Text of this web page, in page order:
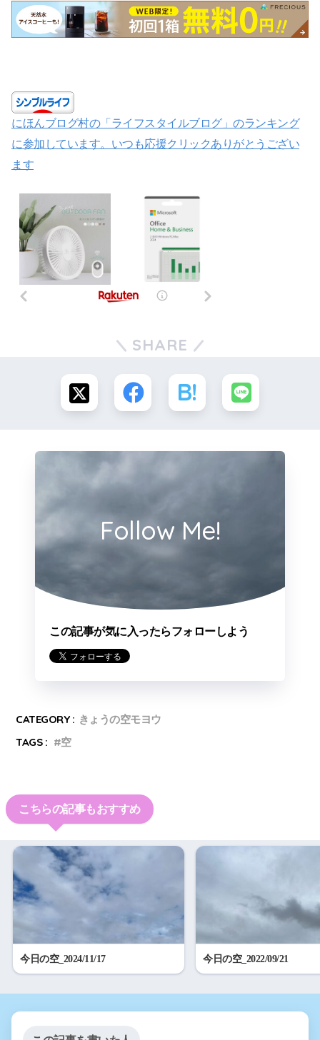
にほんブログ村の「ライフスタイルブログ」のランキング
に参加しています。いつも応援クリックありがとうござい
ます
SHARE
Follow Me!
この記事が気に入ったらフォローしよう
CATEGORY : きょうの空モヨウ
TAGS :
空
こちらの記事もおすすめ
今日の空_2024/11/17 今日の空_2022/09/21